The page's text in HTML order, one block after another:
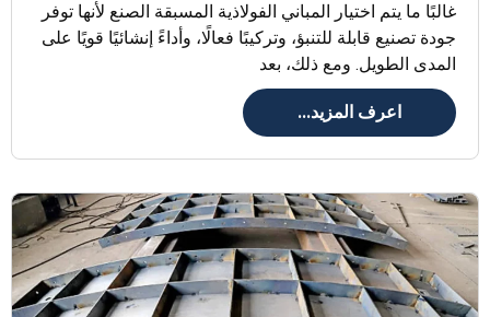
غالبًا ما يتم اختيار المباني الفولاذية المسبقة الصنع لأنها توفر
جودة تصنيع قابلة للتنبؤ، وتركيبًا فعالًا، وأداءً إنشائيًا قويًا على
المدى الطويل. ومع ذلك، بعد
اعرف المزيد...